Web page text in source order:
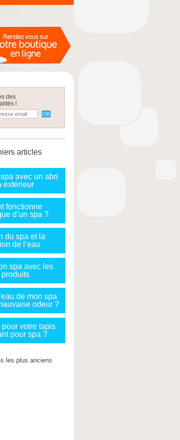
des
!
articles
avec un abri
extérieur
fonctionne
d’un spa ?
du spa et la
de l’eau
spa avec les
produits
de mon spa
odeur ?
votre tapis
pour spa ?
les plus anciens